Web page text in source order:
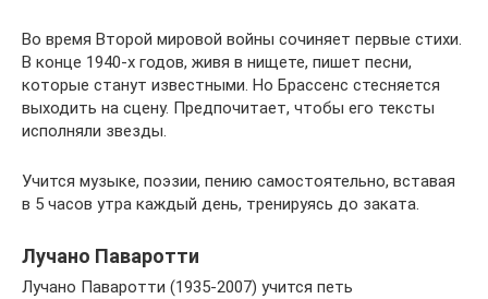
Во время Второй мировой войны сочиняет первые стихи.
В конце 1940-х годов, живя в нищете, пишет песни,
которые станут известными. Но Брассенс стесняется
выходить на сцену. Предпочитает, чтобы его тексты
исполняли звезды.
Учится музыке, поэзии, пению самостоятельно, вставая
в 5 часов утра каждый день, тренируясь до заката.
Лучано Паваротти
Лучано Паваротти (1935-2007) учится петь